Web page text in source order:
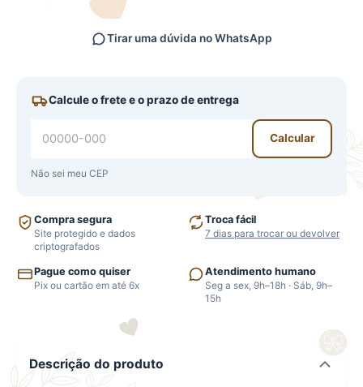
Tirar uma dúvida no WhatsApp
Calcule o frete e o prazo de entrega
Calcular
Não sei meu CEP
Compra segura
Site protegido e dados
criptografados
Troca fácil
7 dias para trocar ou devolver
Pague como quiser
Pix ou cartão em até 6x
Atendimento humano
Seg a sex, 9h–18h · Sáb, 9h–
15h
Descrição do produto